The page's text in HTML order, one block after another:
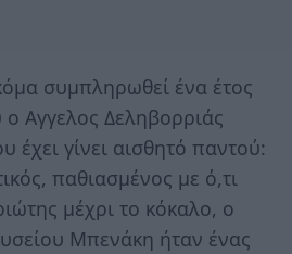
συμπληρωθεί ένα έτος
Αγγελος Δεληβορριάς
έχει γίνει αισθητό παντού:
παθιασμένος με ό,τι
μέχρι το κόκαλο, ο
Μπενάκη ήταν ένας